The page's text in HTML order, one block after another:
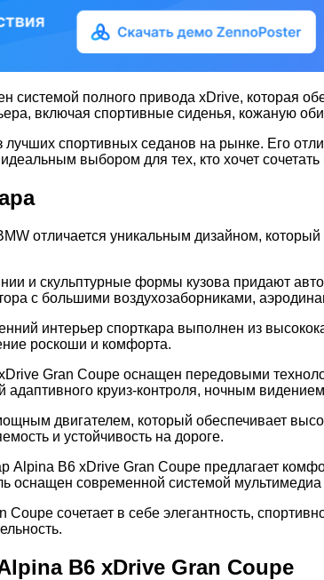
системой полного привода xDrive, которая
включая спортивные сиденья, кожаную
спортивных седанов на рынке. Его
выбором для тех, кто хочет
отличается уникальным дизайном,
и скульптурные формы кузова придают
с большими воздухозаборниками,
интерьер спорткара выполнен из
роскоши и комфорта.
Gran Coupe оснащен передовыми
круиз-контроля, ночным
двигателем, который обеспечивает
и устойчивость на дороге.
Alpina B6 xDrive Gran Coupe предлагает
оснащен современной системой мультимедиа
сочетает в себе элегантность,
B6 xDrive Gran Coupe